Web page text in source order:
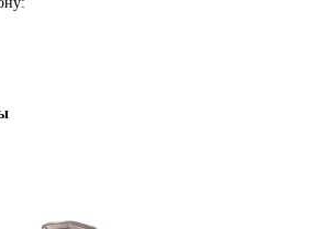
оборудование Siemens для
техники, систем ЧПУ,
Высокое качество изготовления,
SINAMICS, системы ЧПУ